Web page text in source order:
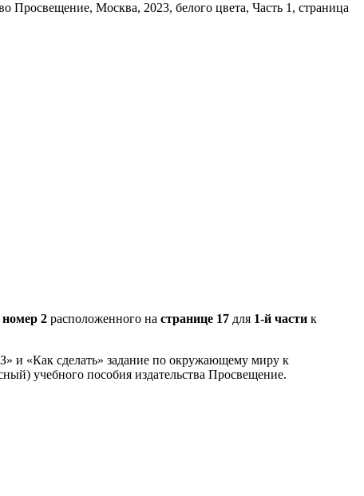
номер 2 расположенного на странице 17 для 1-й части к
и «Как сделать» задание по окружающему миру к
учебного пособия издательства Просвещение.